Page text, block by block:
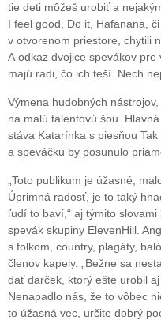
tie deti môžeš urobiť a
I feel good, Do it, Hafanana,
v otvorenom priestore, chytili
A odkaz dvojice spevákov pre
majú radi, čo ich teší. Nech
Výmena hudobných
na malú talentovú šou.
stáva Katarínka s piesňou
a speváčku by posunulo
„Toto publikum je úžasné,
Úprimná radosť, je to taký
ľudí to baví,“ aj týmito
spevák skupiny ElevenHill.
s folkom, country, plagáty,
členov kapely. „Bežne sa
dať darček, ktorý ešte urobil
Nenapadlo nás, že to vôbec
to úžasná vec, určite dobrý